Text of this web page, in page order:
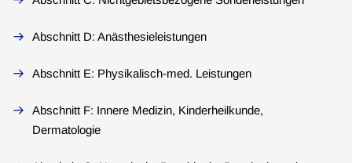
Abschnitt D: Anästhesieleistungen
Abschnitt E: Physikalisch-med. Leistungen
Abschnitt F: Innere Medizin, Kinderheilkunde,
Dermatologie